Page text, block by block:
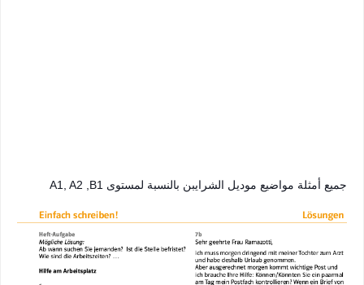
جميع أمثلة مواضيع موديل الشرايبن بالنسبة لمستوى A1, A2 ,B1